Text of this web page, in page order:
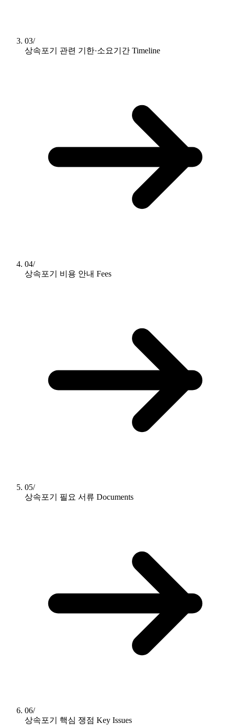
03/
상속포기 관련 기한·소요기간 Timeline
04/
상속포기 비용 안내 Fees
05/
상속포기 필요 서류 Documents
06/
상속포기 핵심 쟁점 Key Issues